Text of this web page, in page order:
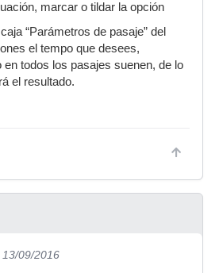
marcar o tildar la opción
“Parámetros de pasaje” del
el tempo que desees,
en todos los pasajes suenen, de lo
el resultado.
13/09/2016